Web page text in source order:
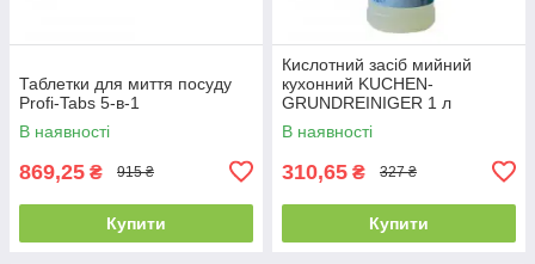
Таблетки для миття посуду
Profi-Tabs 5-в-1
В наявності
869,25 ₴ 915 ₴
Купити
Кислотний засіб мийний
кухонний KUCHEN-
GRUNDREINIGER 1 л
В наявності
310,65 ₴ 327 ₴
Купити